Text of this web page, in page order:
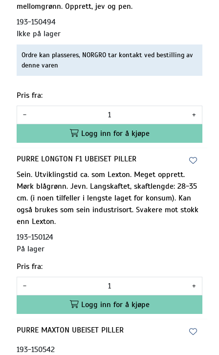
mellomgrønn. Opprett, jev og pen.
193-150494
Ikke på lager
Ordre kan plasseres, NORGRO tar kontakt ved bestilling av
denne varen
Pris fra:
-
+
Logg inn for å kjøpe
PURRE LONGTON F1 UBEISET PILLER
Sein. Utviklingstid ca. som Lexton. Meget opprett.
Mørk blågrønn. Jevn. Langskaftet, skaftlengde: 28-35
cm. (i noen tilfeller i lengste laget for konsum). Kan
også brukes som sein industrisort. Svakere mot stokk
enn Lexton.
193-150124
På lager
Pris fra:
-
+
Logg inn for å kjøpe
PURRE MAXTON UBEISET PILLER
193-150542